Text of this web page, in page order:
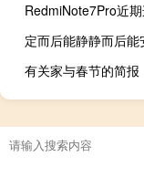
有关家与春节的简报